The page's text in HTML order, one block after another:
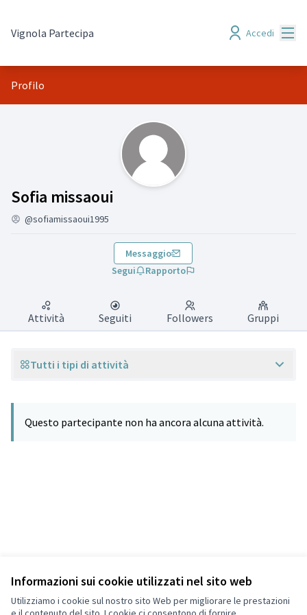
Informazioni sui cookie utilizzati nel sito web
Utilizziamo i cookie sul nostro sito Web per migliorare le prestazioni
Vignola Partecipa Accedi
Profilo
Sofia missaoui
(Sofia missaoui)
@sofiamissaoui1995
Messaggio
Segui
Rapporto
Attività Seguiti Followers Gruppi
Tutti i tipi di attività
Questo partecipante non ha ancora alcuna attività.
Termini di servizio
Impostazioni dei cookie